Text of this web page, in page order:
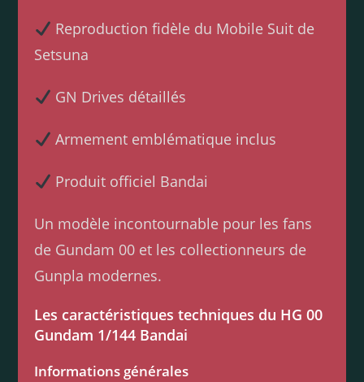
Reproduction fidèle du Mobile Suit de
Setsuna
GN Drives détaillés
Armement emblématique inclus
Produit officiel Bandai
Un modèle incontournable pour les fans
de Gundam 00 et les collectionneurs de
Gunpla modernes.
Les caractéristiques techniques du HG 00
Gundam 1/144 Bandai
Informations générales